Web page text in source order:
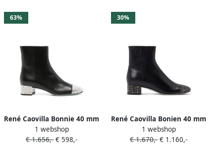
63%
René Caovilla Bonnie 40 mm
enkellaarzen Zwart
1 webshop
€ 1.656,- € 598,-
30%
René Caovilla Bonien 40 mm
enkellaarzen verfraaid met
kristallen Zwart
1 webshop
€ 1.670,- € 1.160,-